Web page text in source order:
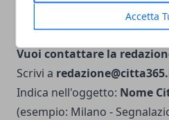
Accetta
community nelle nostre
Vuoi contattare la
Scrivi a
Indica nell'oggetto: Nome
(esempio: Milano -